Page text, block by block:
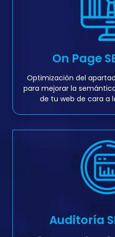
On Page
Optimización del
para mejorar la
de tu web de cara a
Auditoría